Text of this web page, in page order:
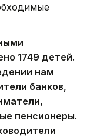
1749 детей.
нам
банков,
пенсионеры.